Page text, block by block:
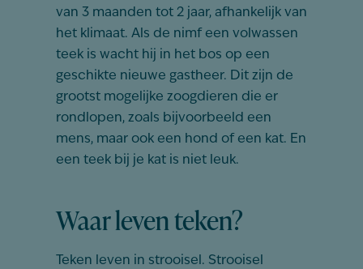
van 3 maanden tot 2 jaar, afhankelijk van
het klimaat. Als de nimf een volwassen
teek is wacht hij in het bos op een
geschikte nieuwe gastheer. Dit zijn de
grootst mogelijke zoogdieren die er
rondlopen, zoals bijvoorbeeld een
mens, maar ook een hond of een kat. En
een teek bij je kat is niet leuk.
Waar leven teken?
Teken leven in strooisel. Strooisel